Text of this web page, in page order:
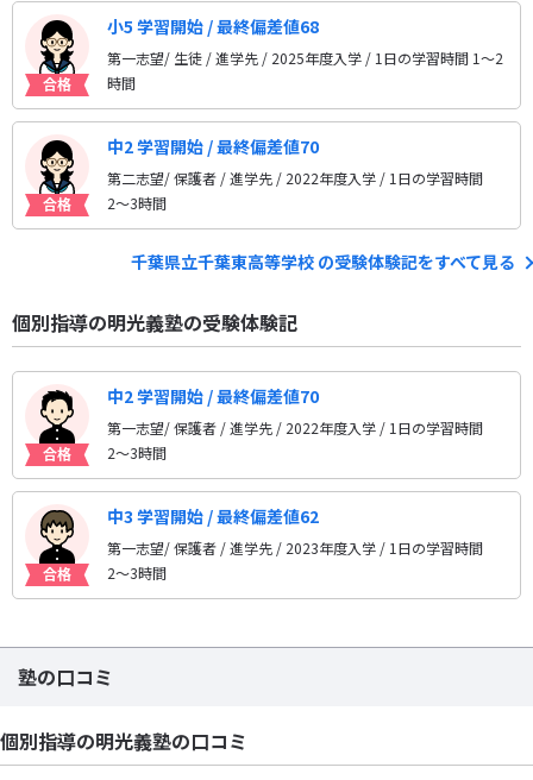
小5 学習開始 / 最終偏差値68
第一志望/ 生徒 / 進学先/ 2025年度入学 / 1日の学習時間 1〜2
時間
中2 学習開始 / 最終偏差値70
第二志望/ 保護者 / 進学先/ 2022年度入学 / 1日の学習時間
2〜3時間
千葉県立千葉東高等学校 の受験体験記をすべて見る
個別指導の明光義塾の受験体験記
中2 学習開始 / 最終偏差値70
第一志望/ 保護者 / 進学先/ 2022年度入学 / 1日の学習時間
2〜3時間
中3 学習開始 / 最終偏差値62
第一志望/ 保護者 / 進学先/ 2023年度入学 / 1日の学習時間
2〜3時間
塾の口コミ
個別指導の明光義塾の口コミ